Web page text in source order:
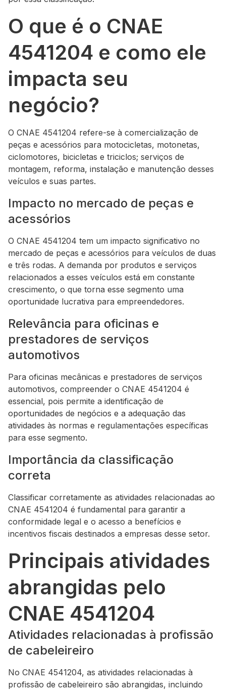
O que é o CNAE
4541204 e como ele
impacta seu
negócio?
O CNAE 4541204 refere-se à comercialização de
peças e acessórios para motocicletas, motonetas,
ciclomotores, bicicletas e triciclos; serviços de
montagem, reforma, instalação e manutenção desses
veículos e suas partes.
Impacto no mercado de peças e
acessórios
O CNAE 4541204 tem um impacto significativo no
mercado de peças e acessórios para veículos de duas
e três rodas. A demanda por produtos e serviços
relacionados a esses veículos está em constante
crescimento, o que torna esse segmento uma
oportunidade lucrativa para empreendedores.
Relevância para oficinas e
prestadores de serviços
automotivos
Para oficinas mecânicas e prestadores de serviços
automotivos, compreender o CNAE 4541204 é
essencial, pois permite a identificação de
oportunidades de negócios e a adequação das
atividades às normas e regulamentações específicas
para esse segmento.
Importância da classificação
correta
Classificar corretamente as atividades relacionadas ao
CNAE 4541204 é fundamental para garantir a
conformidade legal e o acesso a benefícios e
incentivos fiscais destinados a empresas desse setor.
Principais atividades
abrangidas pelo
CNAE 4541204
Atividades relacionadas à profissão
de cabeleireiro
No CNAE 4541204, as atividades relacionadas à
profissão de cabeleireiro são abrangidas, incluindo